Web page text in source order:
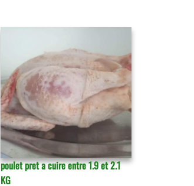
poulet pret a cuire entre 1.9 et 2.1
KG